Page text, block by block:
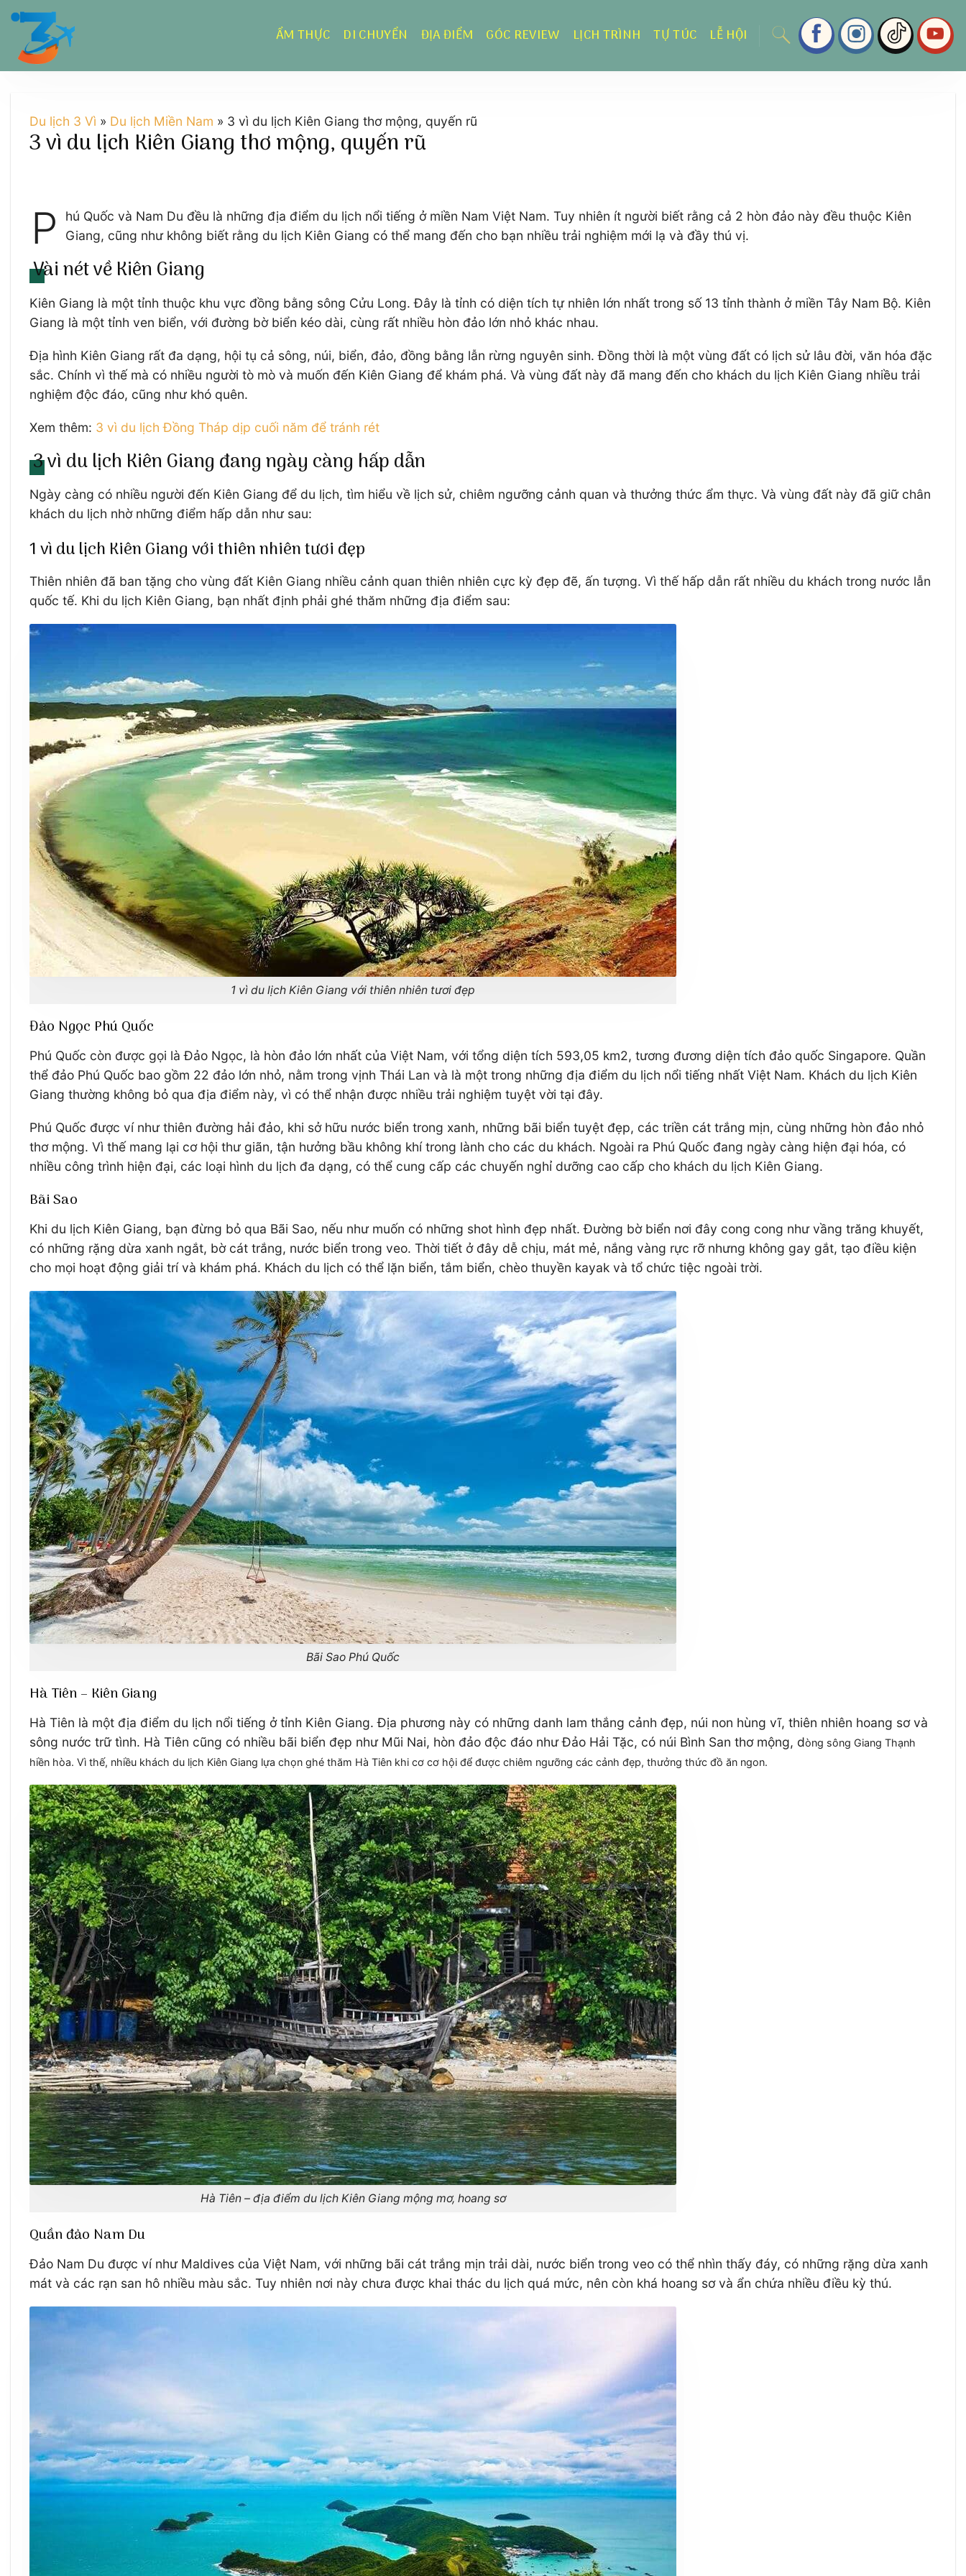
Chuyển
dung
ẨM THỰC DI CHUYỂN ĐỊA ĐIỂM GÓC REVIEW LỊCH TRÌNH TỰ TÚC LỄ HỘI
Du lịch 3 Vì » Du lịch Miền Nam » 3 vì du lịch Kiên Giang thơ mộng, quyến rũ
3 vì du lịch Kiên Giang thơ mộng, quyến rũ
P
hú Quốc và Nam Du đều là những địa điểm du lịch nổi tiếng ở miền Nam Việt Nam. Tuy nhiên ít người biết rằng cả 2 hòn đảo này đều thuộc Kiên
Giang, cũng như không biết rằng du lịch Kiên Giang có thể mang đến cho bạn nhiều trải nghiệm mới lạ và đầy thú vị.
Vài nét về Kiên Giang
Kiên Giang là một tỉnh thuộc khu vực đồng bằng sông Cửu Long. Đây là tỉnh có diện tích tự nhiên lớn nhất trong số 13 tỉnh thành ở miền Tây Nam Bộ. Kiên
Giang là một tỉnh ven biển, với đường bờ biển kéo dài, cùng rất nhiều hòn đảo lớn nhỏ khác nhau.
Địa hình Kiên Giang rất đa dạng, hội tụ cả sông, núi, biển, đảo, đồng bằng lẫn rừng nguyên sinh. Đồng thời là một vùng đất có lịch sử lâu đời, văn hóa đặc
sắc. Chính vì thế mà có nhiều người tò mò và muốn đến Kiên Giang để khám phá. Và vùng đất này đã mang đến cho khách du lịch Kiên Giang nhiều trải
nghiệm độc đáo, cũng như khó quên.
Xem thêm: 3 vì du lịch Đồng Tháp dịp cuối năm để tránh rét
3 vì du lịch Kiên Giang đang ngày càng hấp dẫn
Ngày càng có nhiều người đến Kiên Giang để du lịch, tìm hiểu về lịch sử, chiêm ngưỡng cảnh quan và thưởng thức ẩm thực. Và vùng đất này đã giữ chân
khách du lịch nhờ những điểm hấp dẫn như sau:
1 vì du lịch Kiên Giang với thiên nhiên tươi đẹp
Thiên nhiên đã ban tặng cho vùng đất Kiên Giang nhiều cảnh quan thiên nhiên cực kỳ đẹp đẽ, ấn tượng. Vì thế hấp dẫn rất nhiều du khách trong nước lẫn
quốc tế. Khi du lịch Kiên Giang, bạn nhất định phải ghé thăm những địa điểm sau:
1 vì du lịch Kiên Giang với thiên nhiên tươi đẹp
Đảo Ngọc Phú Quốc
Phú Quốc còn được gọi là Đảo Ngọc, là hòn đảo lớn nhất của Việt Nam, với tổng diện tích 593,05 km2, tương đương diện tích đảo quốc Singapore. Quần
thể đảo Phú Quốc bao gồm 22 đảo lớn nhỏ, nằm trong vịnh Thái Lan và là một trong những địa điểm du lịch nổi tiếng nhất Việt Nam. Khách du lịch Kiên
Giang thường không bỏ qua địa điểm này, vì có thể nhận được nhiều trải nghiệm tuyệt vời tại đây.
Phú Quốc được ví như thiên đường hải đảo, khi sở hữu nước biển trong xanh, những bãi biển tuyệt đẹp, các triền cát trắng mịn, cùng những hòn đảo nhỏ
thơ mộng. Vì thế mang lại cơ hội thư giãn, tận hưởng bầu không khí trong lành cho các du khách. Ngoài ra Phú Quốc đang ngày càng hiện đại hóa, có
nhiều công trình hiện đại, các loại hình du lịch đa dạng, có thể cung cấp các chuyến nghỉ dưỡng cao cấp cho khách du lịch Kiên Giang.
Bãi Sao
Khi du lịch Kiên Giang, bạn đừng bỏ qua Bãi Sao, nếu như muốn có những shot hình đẹp nhất. Đường bờ biển nơi đây cong cong như vầng trăng khuyết,
có những rặng dừa xanh ngắt, bờ cát trắng, nước biển trong veo. Thời tiết ở đây dễ chịu, mát mẻ, nắng vàng rực rỡ nhưng không gay gắt, tạo điều kiện
cho mọi hoạt động giải trí và khám phá. Khách du lịch có thể lặn biển, tắm biển, chèo thuyền kayak và tổ chức tiệc ngoài trời.
Bãi Sao Phú Quốc
Hà Tiên – Kiên Giang
Hà Tiên là một địa điểm du lịch nổi tiếng ở tỉnh Kiên Giang. Địa phương này có những danh lam thắng cảnh đẹp, núi non hùng vĩ, thiên nhiên hoang sơ và
sông nước trữ tình. Hà Tiên cũng có nhiều bãi biển đẹp như Mũi Nai, hòn đảo độc đáo như Đảo Hải Tặc, có núi Bình San thơ mộng, dòng sông Giang Thạnh
hiền hòa. Vì thế, nhiều khách du lịch Kiên Giang lựa chọn ghé thăm Hà Tiên khi cơ cơ hội để được chiêm ngưỡng các cảnh đẹp, thưởng thức đồ ăn ngon.
Hà Tiên – địa điểm du lịch Kiên Giang mộng mơ, hoang sơ
Quần đảo Nam Du
Đảo Nam Du được ví như Maldives của Việt Nam, với những bãi cát trắng mịn trải dài, nước biển trong veo có thể nhìn thấy đáy, có những rặng dừa xanh
mát và các rạn san hô nhiều màu sắc. Tuy nhiên nơi này chưa được khai thác du lịch quá mức, nên còn khá hoang sơ và ẩn chứa nhiều điều kỳ thú.